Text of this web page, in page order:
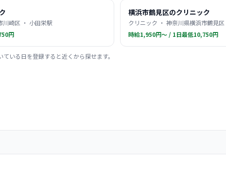
川崎区 ・ 小田栄駅
円
横浜市鶴見区のクリニック
クリニック ・ 神奈川県横浜市鶴見区
時給1,950円〜 / 1日最低10,750円
いる日を登録すると近くから探せます。